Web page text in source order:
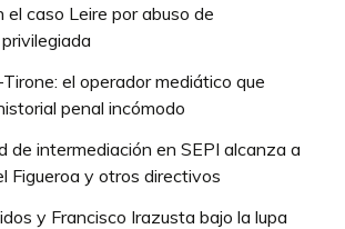
el caso Leire por abuso de
el operador mediático que
penal incómodo
de intermediación en SEPI alcanza a
Figueroa y otros directivos
y Francisco Irazusta bajo la lupa